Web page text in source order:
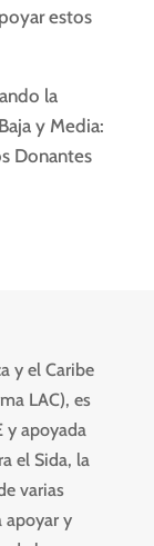
estos
la
y Media:
Donantes
y el Caribe
LAC), es
y apoyada
el Sida, la
varias
apoyar y